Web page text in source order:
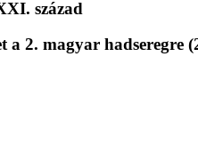
század
a 2. magyar hadseregre